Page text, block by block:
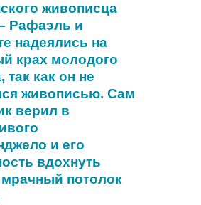
живописца
Рафаэль и
надеялись на
крах молодого
так как он не
живописью. Сам
верил в
и его
вдохнуть
потолок